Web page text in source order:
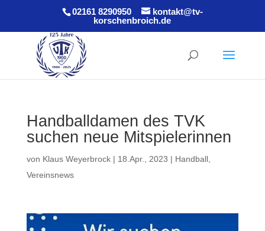
02161 8290950
kontakt@tv-
korschenbroich.de
Handballdamen des TVK
suchen neue Mitspielerinnen
von Klaus Weyerbrock| 18.Apr., 2023 | Handball,
Vereinsnews